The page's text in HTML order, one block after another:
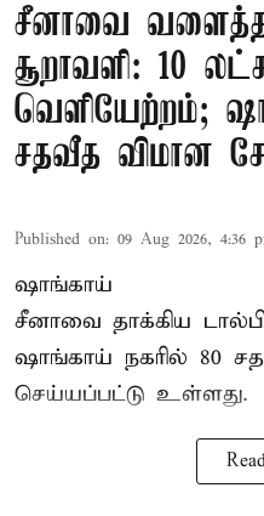
சீனாவை
சூறாவளி: 10
வெளியேற்றம்;
சதவீத விமான
Published on: 09 Aug 2026, 4:36
ஷாங்காய்
சீனாவை தாக்கிய
ஷாங்காய் நகரில் 80
செய்யப்பட்டு உள்ளது.